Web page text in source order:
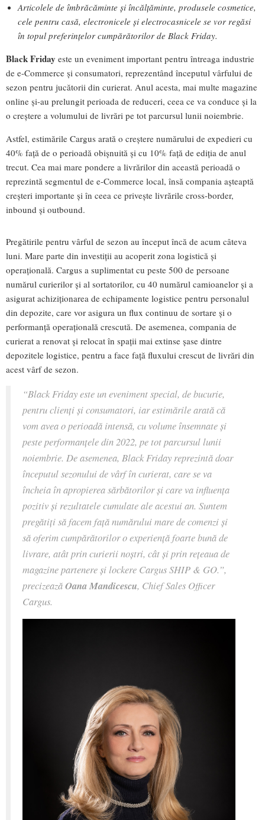
Articolele de îmbrăcăminte și încălțăminte, produsele cosmetice,
cele pentru casă, electronicele și electrocasnicele se vor regăsi
în topul preferințelor cumpărătorilor de Black Friday.
Black Friday este un eveniment important pentru întreaga industrie
de e-Commerce și consumatori, reprezentând începutul vârfului de
sezon pentru jucătorii din curierat. Anul acesta, mai multe magazine
online și-au prelungit perioada de reduceri, ceea ce va conduce și la
o creștere a volumului de livrări pe tot parcursul lunii noiembrie.
Astfel, estimările Cargus arată o creștere numărului de expedieri cu
40% față de o perioadă obișnuită și cu 10% față de ediția de anul
trecut. Cea mai mare pondere a livrărilor din această perioadă o
reprezintă segmentul de e-Commerce local, însă compania așteaptă
creșteri importante și în ceea ce privește livrările cross-border,
inbound și outbound.
Pregătirile pentru vârful de sezon au început încă de acum câteva
luni. Mare parte din investiții au acoperit zona logistică și
operațională. Cargus a suplimentat cu peste 500 de persoane
numărul curierilor și al sortatorilor, cu 40 numărul camioanelor și a
asigurat achiziționarea de echipamente logistice pentru personalul
din depozite, care vor asigura un flux continuu de sortare și o
performanță operațională crescută. De asemenea, compania de
curierat a renovat și relocat în spații mai extinse șase dintre
depozitele logistice, pentru a face față fluxului crescut de livrări din
acest vârf de sezon.
“Black Friday este un eveniment special, de bucurie,
pentru clienți și consumatori, iar estimările arată că
vom avea o perioadă intensă, cu volume însemnate și
peste performanțele din 2022, pe tot parcursul lunii
noiembrie. De asemenea, Black Friday reprezintă doar
începutul sezonului de vârf în curierat, care se va
încheia în apropierea sărbătorilor și care va influența
pozitiv și rezultatele cumulate ale acestui an. Suntem
pregătiți să facem față numărului mare de comenzi și
să oferim cumpărătorilor o experiență foarte bună de
livrare, atât prin curierii noștri, cât și prin rețeaua de
magazine partenere și lockere Cargus SHIP & GO.”,
precizeazăOana Mandicescu, Chief Sales Officer
Cargus.